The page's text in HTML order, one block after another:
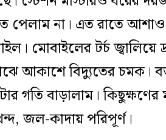
পেলাম না। এত রাতে
মোবাইলের টর্চ জ্বালিয়ে
আকাশে বিদ্যুতের চমক। বড়
গতি বাড়ালাম। কিছুক্ষণের
জল-কাদায় পরিপূর্ণ।